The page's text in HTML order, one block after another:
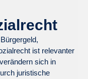
Bürgergeld,
ist relevanter
sich in
juristische